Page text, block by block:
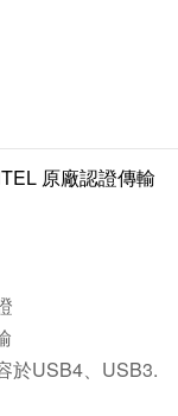
原廠認證傳輸
於USB4、USB3.